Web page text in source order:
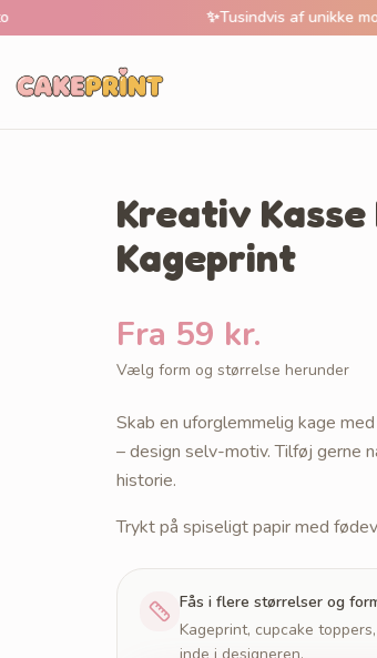
Tusindvis af unikke motive
Kreativ
Kageprint
Fra 59 kr.
Vælg form og størrelse herunder
Skab en uforglemmelig kage
– design selv-motiv. Tilføj gerne
historie.
Trykt på spiseligt papir med
Fås i flere størrelser og
Kageprint, cupcake